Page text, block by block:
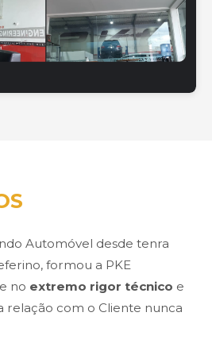
Automóvel desde tenra
formou a PKE
no extremo rigor técnico e
relação com o Cliente nunca